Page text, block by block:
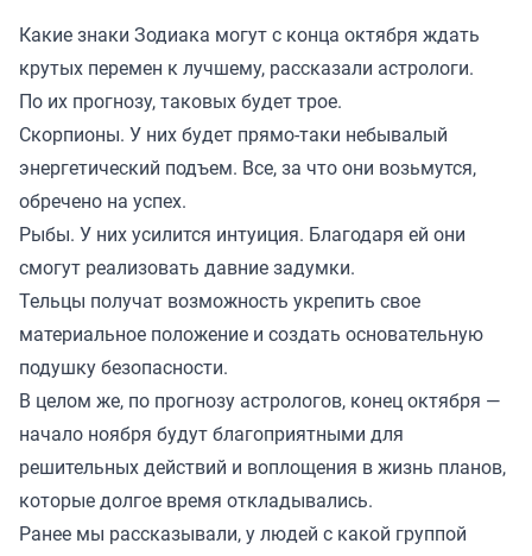
Какие знаки Зодиака могут с конца октября ждать
крутых перемен к лучшему, рассказали астрологи.
По их прогнозу, таковых будет трое.
Скорпионы. У них будет прямо-таки небывалый
энергетический подъем. Все, за что они возьмутся,
обречено на успех.
Рыбы. У них усилится интуиция. Благодаря ей они
смогут реализовать давние задумки.
Тельцы получат возможность укрепить свое
материальное положение и создать основательную
подушку безопасности.
В целом же, по прогнозу астрологов, конец октября —
начало ноября будут благоприятными для
решительных действий и воплощения в жизнь планов,
которые долгое время откладывались.
Ранее мы рассказывали, у людей с какой группой